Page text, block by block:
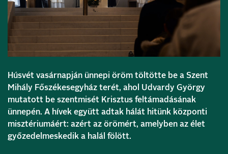
Húsvét vasárnapján ünnepi öröm töltötte be a Szent
Mihály Főszékesegyház terét, ahol Udvardy György
mutatott be szentmisét Krisztus feltámadásának
ünnepén. A hívek együtt adtak hálát hitünk központi
misztériumáért: azért az örömért, amelyben az élet
győzedelmeskedik a halál fölött.